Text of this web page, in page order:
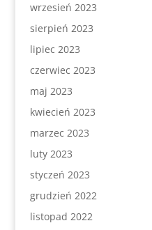
wrzesień 2023
sierpień 2023
lipiec 2023
czerwiec 2023
maj 2023
kwiecień 2023
marzec 2023
luty 2023
styczeń 2023
grudzień 2022
listopad 2022